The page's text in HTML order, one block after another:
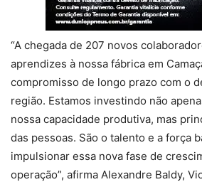
“A chegada de 207 novos
aprendizes à nossa fábrica em
compromisso de longo prazo com o
região. Estamos investindo não
nossa capacidade produtiva, mas
das pessoas. São o talento e a força
impulsionar essa nova fase de
operação”, afirma Alexandre Baldy,